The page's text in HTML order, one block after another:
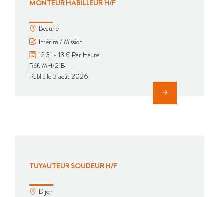
MONTEUR HABILLEUR H/F
Beaune
Intérim / Mission
12.31 - 13 € Par Heure
Réf. MH/21B
Publié le 3 août 2026.
TUYAUTEUR SOUDEUR H/F
Dijon